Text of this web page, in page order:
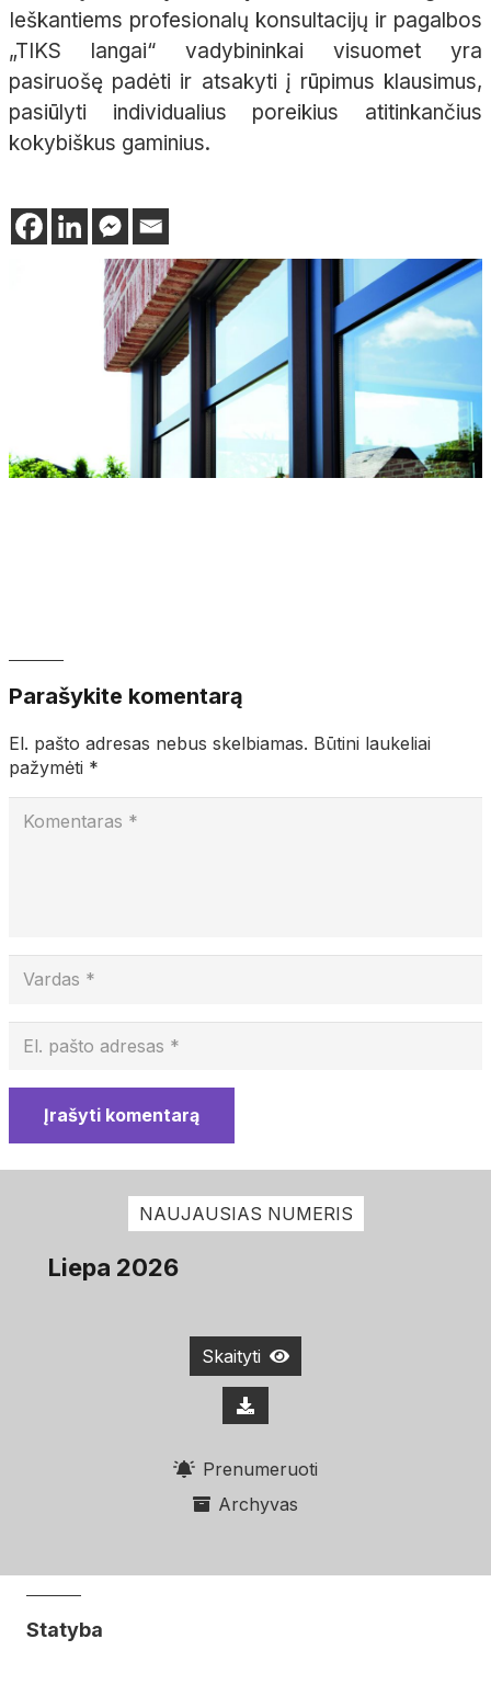
Ieškantiems profesionalų konsultacijų ir pagalbos
„TIKS langai“ vadybininkai visuomet yra
pasiruošę padėti ir atsakyti į rūpimus klausimus,
pasiūlyti individualius poreikius atitinkančius
kokybiškus gaminius.
Parašykite komentarą
El. pašto adresas nebus skelbiamas. Būtini laukeliai
pažymėti *
Įrašyti komentarą
NAUJAUSIAS NUMERIS
Liepa 2026
Skaityti
Prenumeruoti
Archyvas
Statyba